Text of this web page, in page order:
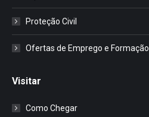
Proteção Civil
Ofertas de Emprego e Formação
Visitar
Como Chegar